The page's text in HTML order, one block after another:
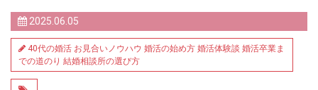
2025.06.05
40代の婚活 お見合いノウハウ 婚活の始め方 婚活体験談 婚活卒業ま
での道のり 結婚相談所の選び方